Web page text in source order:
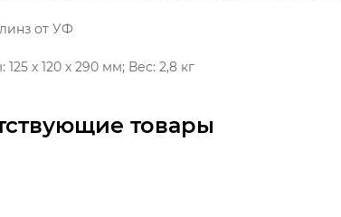
от УФ
125 х 120 х 290 мм; Вес: 2,8 кг
товары